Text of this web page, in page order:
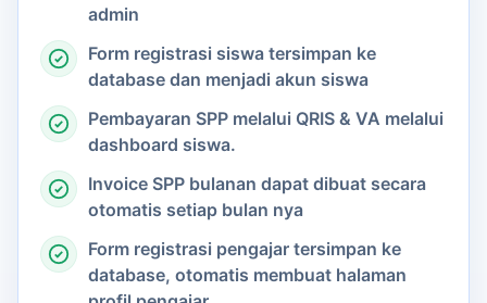
admin
Form registrasi siswa tersimpan ke
database dan menjadi akun siswa
Pembayaran SPP melalui QRIS & VA melalui
dashboard siswa.
Invoice SPP bulanan dapat dibuat secara
otomatis setiap bulan nya
Form registrasi pengajar tersimpan ke
database, otomatis membuat halaman